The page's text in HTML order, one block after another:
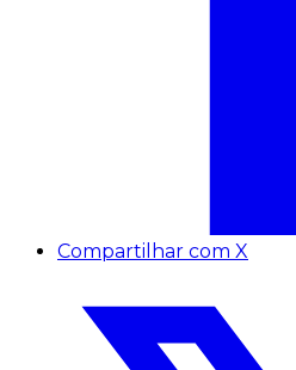
Compartilhar com X